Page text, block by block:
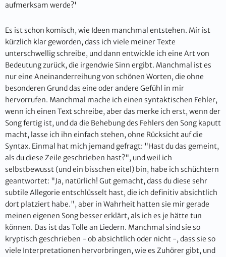
aufmerksam werde?'
Es ist schon komisch, wie Ideen manchmal entstehen. Mir ist
kürzlich klar geworden, dass ich viele meiner Texte
unterschwellig schreibe, und dann entwickle ich eine Art von
Bedeutung zurück, die irgendwie Sinn ergibt. Manchmal ist es
nur eine Aneinanderreihung von schönen Worten, die ohne
besonderen Grund das eine oder andere Gefühl in mir
hervorrufen. Manchmal mache ich einen syntaktischen Fehler,
wenn ich einen Text schreibe, aber das merke ich erst, wenn der
Song fertig ist, und da die Behebung des Fehlers den Song kaputt
macht, lasse ich ihn einfach stehen, ohne Rücksicht auf die
Syntax. Einmal hat mich jemand gefragt: "Hast du das gemeint,
als du diese Zeile geschrieben hast?", und weil ich
selbstbewusst (und ein bisschen eitel) bin, habe ich schüchtern
geantwortet: "Ja, natürlich! Gut gemacht, dass du diese sehr
subtile Allegorie entschlüsselt hast, die ich definitiv absichtlich
dort platziert habe.", aber in Wahrheit hatten sie mir gerade
meinen eigenen Song besser erklärt, als ich es je hätte tun
können. Das ist das Tolle an Liedern. Manchmal sind sie so
kryptisch geschrieben - ob absichtlich oder nicht -, dass sie so
viele Interpretationen hervorbringen, wie es Zuhörer gibt, und